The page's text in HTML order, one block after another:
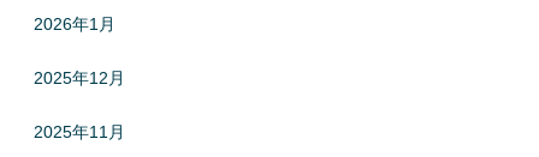
2026年1月
2025年12月
2025年11月